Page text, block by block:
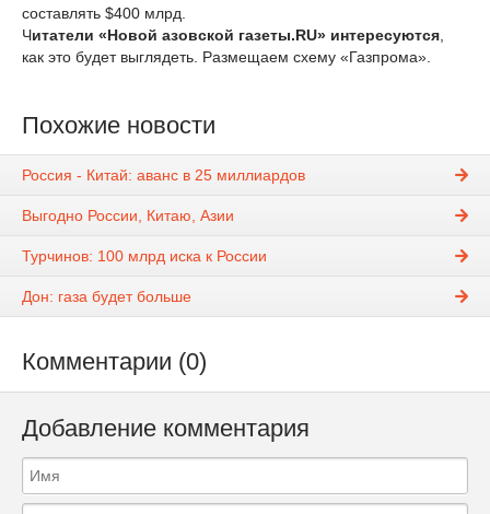
составлять $400 млрд.
Читатели «Новой азовской газеты.RU» интересуются
как это будет выглядеть. Размещаем схему «Газпрома».
Похожие новости
Россия - Китай: аванс в 25 миллиардов
Выгодно России, Китаю, Азии
Турчинов: 100 млрд иска к России
Дон: газа будет больше
Комментарии (0)
Добавление комментария